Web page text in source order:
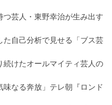
つ芸人・東野幸治が生み出す
た自己分析で見せる「ブス芸
続けたオールマイティ芸人の
味なる奔放」テレ朝『ロンド